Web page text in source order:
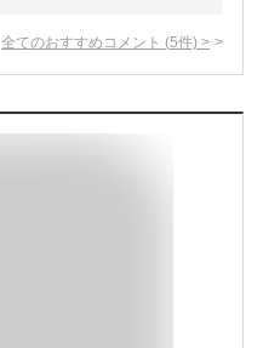
全てのおすすめコメント (5件) >